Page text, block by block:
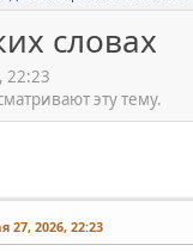
словах
22:23
эту тему.
27, 2026, 22:23